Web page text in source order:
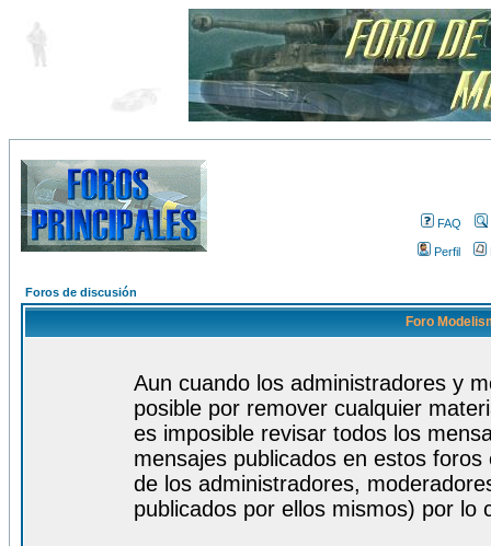
FAQ
Perfil
Foros de discusión
Foro
Aun cuando los administradores y
posible por remover cualquier
es imposible revisar todos los
mensajes publicados en estos
de los administradores,
publicados por ellos mismos) por lo